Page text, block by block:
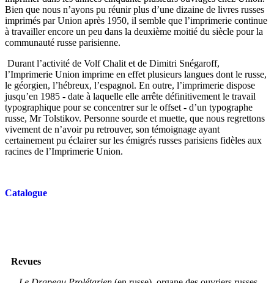
Bien que nous n’ayons pu réunir plus d’une dizaine de livres russes
imprimés par Union après 1950, il semble que l’imprimerie continue
à travailler encore un peu dans la deuxième moitié du siècle pour la
communauté russe parisienne.
Durant l’activité de Volf Chalit et de Dimitri Snégaroff,
l’Imprimerie Union imprime en effet plusieurs langues dont le russe,
le géorgien, l’hébreux, l’espagnol. En outre, l’imprimerie dispose
jusqu’en 1985 - date à laquelle elle arrête définitivement le travail
typographique pour se concentrer sur le offset - d’un typographe
russe, Mr Tolstikov. Personne sourde et muette, que nous regrettons
vivement de n’avoir pu retrouver, son témoignage ayant
certainement pu éclairer sur les émigrés russes parisiens fidèles aux
racines de l’Imprimerie Union.
Catalogue
Revues